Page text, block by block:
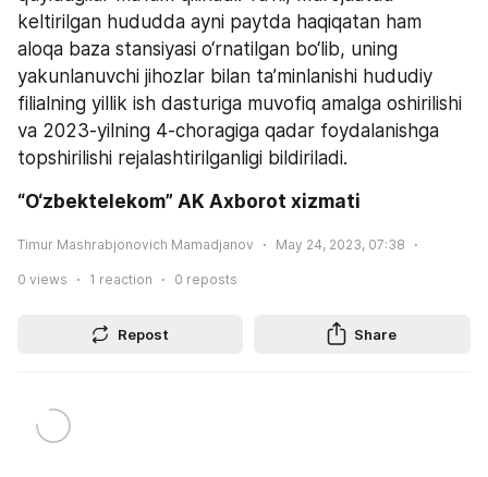
keltirilgan hududda ayni paytda haqiqatan ham
aloqa baza stansiyasi o‘rnatilgan bo‘lib, uning
yakunlanuvchi jihozlar bilan ta’minlanishi hududiy
filialning yillik ish dasturiga muvofiq amalga oshirilishi
va 2023-yilning 4-choragiga qadar foydalanishga
topshirilishi rejalashtirilganligi bildiriladi.
“O‘zbektelekom” AK Axborot xizmati
Timur Mashrabjonovich Mamadjanov May 24, 2023, 07:38
0 views 1 reaction 0 reposts
Repost Share